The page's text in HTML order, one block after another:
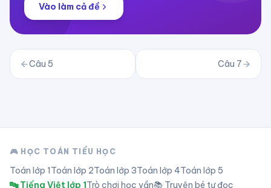
Vào làm cả đề
Câu 5 Câu 7
🎮 HỌC TOÁN TIỂU HỌC
Toán lớp 1Toán lớp 2Toán lớp 3Toán lớp 4Toán lớp 5
🔤 Tiếng Việt lớp 1Trò chơi học vần📚 Truyện bé tự đọc